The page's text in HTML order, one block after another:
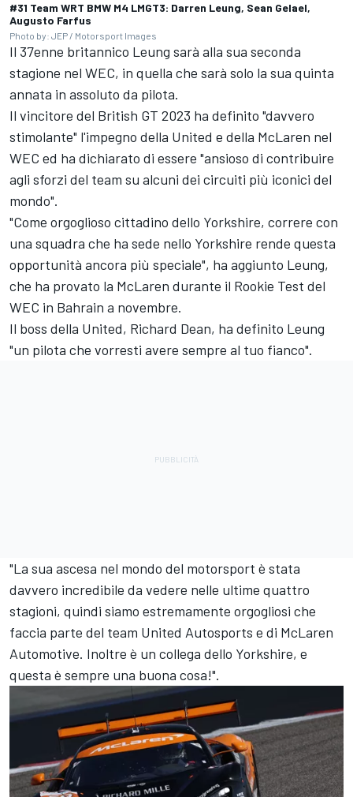
#31 Team WRT BMW M4 LMGT3: Darren Leung, Sean Gelael,
Augusto Farfus
Photo by: JEP / Motorsport Images
Il 37enne britannico Leung sarà alla sua seconda
stagione nel WEC, in quella che sarà solo la sua quinta
annata in assoluto da pilota.
Il vincitore del British GT 2023 ha definito "davvero
stimolante" l'impegno della United e della McLaren nel
WEC ed ha dichiarato di essere "ansioso di contribuire
agli sforzi del team su alcuni dei circuiti più iconici del
mondo".
"Come orgoglioso cittadino dello Yorkshire, correre con
una squadra che ha sede nello Yorkshire rende questa
opportunità ancora più speciale", ha aggiunto Leung,
che ha provato la McLaren durante il Rookie Test del
WEC in Bahrain a novembre.
Il boss della United, Richard Dean, ha definito Leung
"un pilota che vorresti avere sempre al tuo fianco".
"La sua ascesa nel mondo del motorsport è stata
davvero incredibile da vedere nelle ultime quattro
stagioni, quindi siamo estremamente orgogliosi che
faccia parte del team United Autosports e di McLaren
Automotive. Inoltre è un collega dello Yorkshire, e
questa è sempre una buona cosa!".